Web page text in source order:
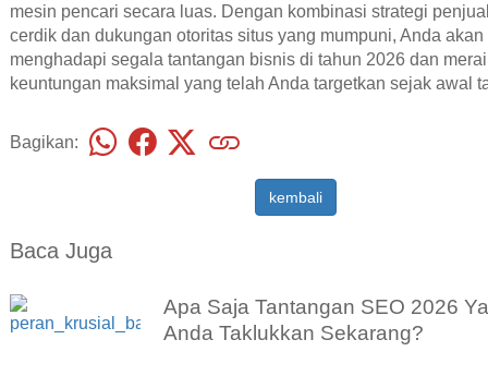
mesin pencari secara luas. Dengan kombinasi strategi
cerdik dan dukungan otoritas situs yang mumpuni, Anda akan
menghadapi segala tantangan bisnis di tahun 2026 dan
keuntungan maksimal yang telah Anda targetkan sejak awal
Bagikan:
kembali
Baca Juga
Apa Saja Tantangan SEO 2026
Anda Taklukkan Sekarang?